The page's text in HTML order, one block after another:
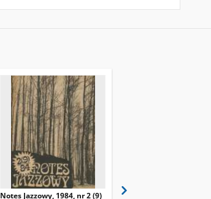
Notes Jazzowy, 1984, nr 2 (9)